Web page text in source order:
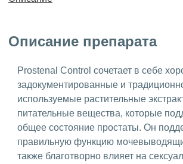
Описание препарата
Prostenal Control сочетает в себе
задокументированные и
используемые растительные
питательные вещества, которые
общее состояние простаты. Он
правильную функцию
также благотворно влияет на